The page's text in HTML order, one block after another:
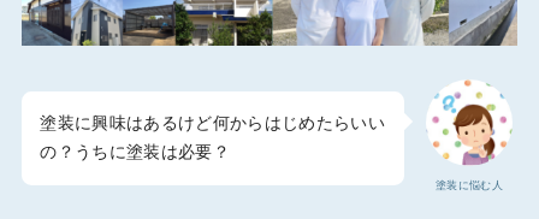
塗装に悩む人
塗装に興味はあるけど何からはじめたらいい
の？うちに塗装は必要？